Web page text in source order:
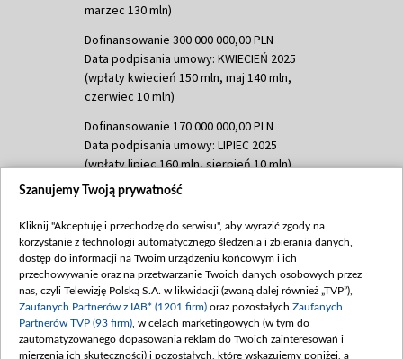
marzec 130 mln)
Dofinansowanie 300 000 000,00 PLN
Data podpisania umowy: KWIECIEŃ 2025
(wpłaty kwiecień 150 mln, maj 140 mln,
czerwiec 10 mln)
Dofinansowanie 170 000 000,00 PLN
Data podpisania umowy: LIPIEC 2025
(wpłaty lipiec 160 mln, sierpień 10 mln)
Dofinansowanie 60 000 000,00 PLN
(wpłata wrzesień 60 mln)
Dofinansowanie 635 783 051,21 PLN
Data podpisania umowy: WRZESIEŃ 2025
(wpłata wrzesień 100 mln, październik 350
mln, listopad 265 mln)
Dofinansowanie 48 862 000,00 PLN
Szanujemy Twoją prywatność
Kliknij "Akceptuję i przechodzę do serwisu", aby wyrazić zgody na
korzystanie z technologii automatycznego śledzenia i zbierania danych,
dostęp do informacji na Twoim urządzeniu końcowym i ich
przechowywanie oraz na przetwarzanie Twoich danych osobowych przez
nas, czyli Telewizję Polską S.A. w likwidacji (zwaną dalej również „TVP”),
Zaufanych Partnerów z IAB* (1201 firm) oraz pozostałych Zaufanych
Partnerów TVP (93 firm) , w celach marketingowych (w tym do
zautomatyzowanego dopasowania reklam do Twoich zainteresowań i
mierzenia ich skuteczności) i pozostałych, które wskazujemy poniżej, a